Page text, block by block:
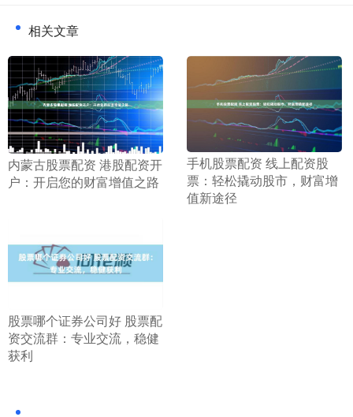
相关文章
​内蒙古股票配资 港股配资开
户：开启您的财富增值之路
​手机股票配资 线上配资股
票：轻松撬动股市，财富增
值新途径
​股票哪个证券公司好 股票配
资交流群：专业交流，稳健
获利